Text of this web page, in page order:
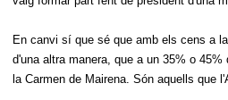
En canvi sí que sé que amb els cens a
d'una altra manera, que a un 35% o
la Carmen de Mairena. Són aquells que